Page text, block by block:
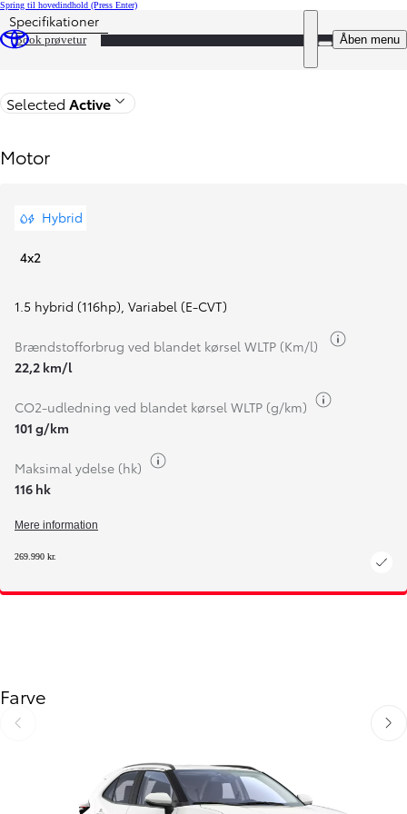
Spring til hovedindhold (Press Enter)
Book prøvetur
DEALER NAME
Åben menu
Pris opdateret Prisen er 269.990 kr.
Specifikationer
Selected Active
Motor
Hybrid
4x2
1.5 hybrid (116hp), Variabel (E-CVT)
Brændstofforbrug ved blandet kørsel WLTP (Km/l)
22,2 km/l
CO2-udledning ved blandet kørsel WLTP (g/km)
101 g/km
Maksimal ydelse (hk)
116 hk
Mere information
269.990 kr.
Farve
Gå til forrige Gå